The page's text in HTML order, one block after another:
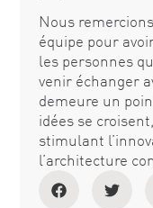
Nous
équipe pour
les personnes
venir échanger
demeure un
idées se
stimulant
l’architecture